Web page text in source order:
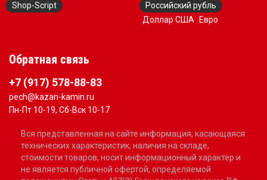
Shop-Script
Российский рубль
Доллар США
Евро
Обратная связь
+7 (917) 578-88-83
pech@kazan-kamin.ru
Пн-Пт 10-19, Сб-Вск 10-17
Вся представленная на сайте информация, касающаяся
технических характеристик, наличия на складе,
стоимости товаров, носит информационный характер и
не является публичной офертой, определяемой